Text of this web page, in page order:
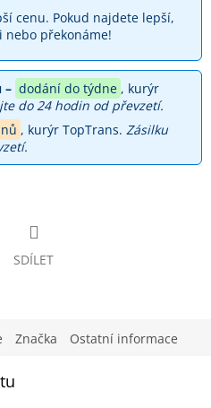
cenu. Pokud najdete lepší,
nebo překonáme!
– dodání do týdne , kurýr
do 24 hodin od převzetí.
, kurýr TopTrans. Zásilku
SDÍLET
Značka Ostatní informace